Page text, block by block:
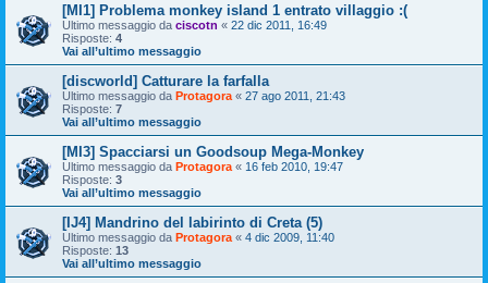
[MI1] Problema monkey island 1 entrato villaggio :(
Ultimo messaggio da ciscotn « 22 dic 2011, 16:49
Risposte: 4
Vai all’ultimo messaggio
[discworld] Catturare la farfalla
Ultimo messaggio da Protagora « 27 ago 2011, 21:43
Risposte: 7
Vai all’ultimo messaggio
[MI3] Spacciarsi un Goodsoup Mega-Monkey
Ultimo messaggio da Protagora « 16 feb 2010, 19:47
Risposte: 3
Vai all’ultimo messaggio
[IJ4] Mandrino del labirinto di Creta (5)
Ultimo messaggio da Protagora « 4 dic 2009, 11:40
Risposte: 13
Vai all’ultimo messaggio